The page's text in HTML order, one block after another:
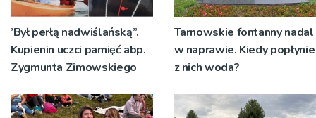
’Był perłą nadwiślańską”.
Kupienin uczci pamięć abp.
Zygmunta Zimowskiego
Tarnowskie fontanny nadal
w naprawie. Kiedy popłynie
z nich woda?